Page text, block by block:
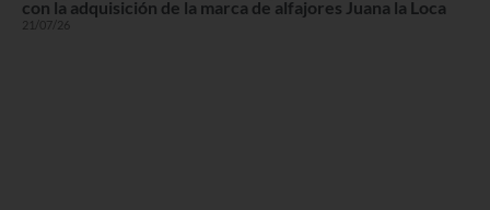
con la adquisición de la marca de alfajores Juana la Loca
21/07/26